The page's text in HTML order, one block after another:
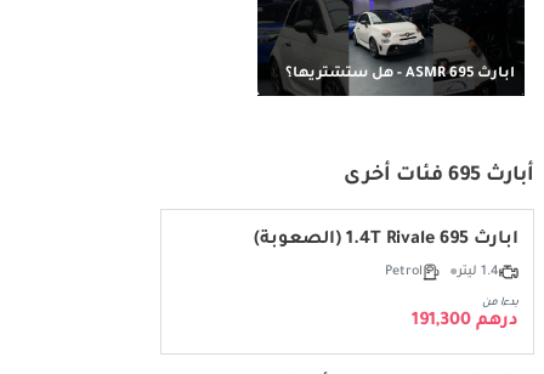
أبارث 695 ASMR - هل ستشتريها؟
أبارث 695 فئات أخرى
أبارث 695 1.4T Rivale (الصعوبة)
1.4 ليتر Petrol
بدءا من
درهم 191,300